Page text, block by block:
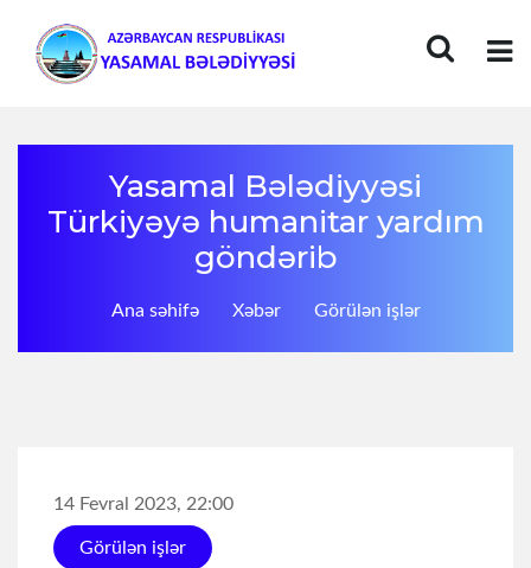
Yasamal Bələdiyyəsi
Türkiyəyə humanitar yardım
göndərib
Ana səhifə Xəbər Görülən işlər
14 Fevral 2023, 22:00
Görülən işlər